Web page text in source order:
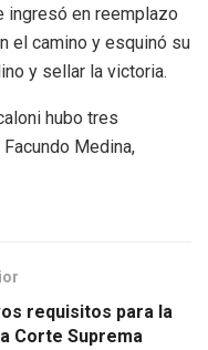
ingresó en reemplazo
el camino y esquinó su
y sellar la victoria.
hubo tres
Medina,
requisitos para la
Corte Suprema